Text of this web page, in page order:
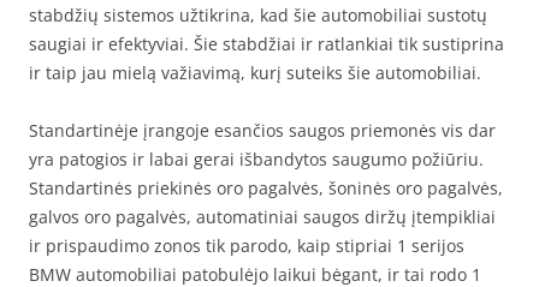
stabdžių sistemos užtikrina, kad šie automobiliai sustotų
saugiai ir efektyviai. Šie stabdžiai ir ratlankiai tik sustiprina
ir taip jau mielą važiavimą, kurį suteiks šie automobiliai.
Standartinėje įrangoje esančios saugos priemonės vis dar
yra patogios ir labai gerai išbandytos saugumo požiūriu.
Standartinės priekinės oro pagalvės, šoninės oro pagalvės,
galvos oro pagalvės, automatiniai saugos diržų įtempikliai
ir prispaudimo zonos tik parodo, kaip stipriai 1 serijos
BMW automobiliai patobulėjo laikui bėgant, ir tai rodo 1